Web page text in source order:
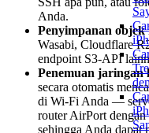
Anda.
Penyimpanan objek
Wasabi, Cloudflare
endpoint S3-API
Penemuan jaringan
secara otomatis
di Wi-Fi Anda —
router AirPort
sehingga Anda dapat